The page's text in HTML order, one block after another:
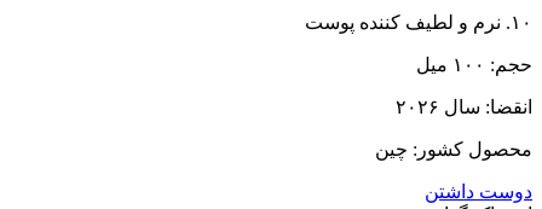
۱۰. نرم و لطیف کننده پوست
حجم: ۱۰۰ میل
انقضا: سال ۲۰۲۶
محصول کشور: چین
دوست داشتن